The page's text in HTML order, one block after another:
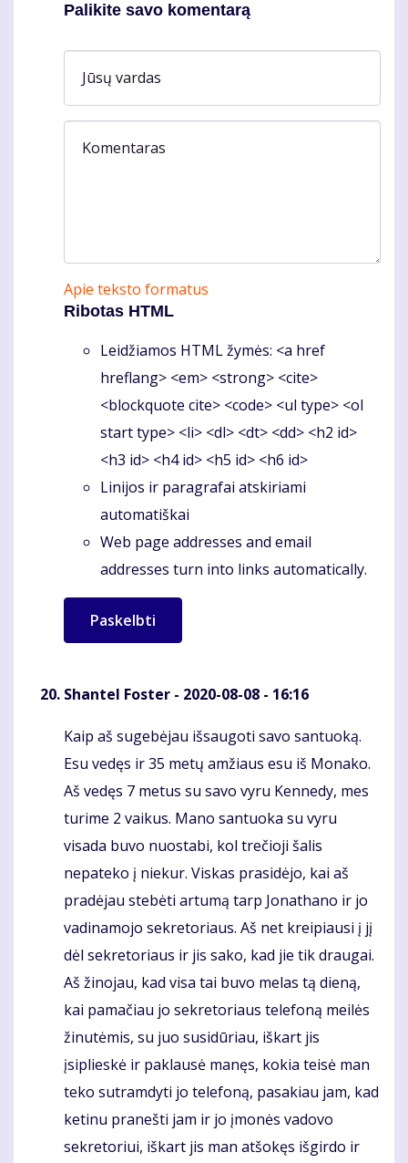
Palikite savo komentarą
Jūsų vardas
Komentaras
Apie teksto formatus
Ribotas HTML
Leidžiamos HTML žymės: <a href
hreflang> <em> <strong> <cite>
<blockquote cite> <code> <ul type> <ol
start type> <li> <dl> <dt> <dd> <h2 id>
<h3 id> <h4 id> <h5 id> <h6 id>
Linijos ir paragrafai atskiriami
automatiškai
Web page addresses and email
addresses turn into links automatically.
Shantel Foster - 2020-08-08 - 16:16
Komentaras
Kaip aš sugebėjau išsaugoti savo santuoką.
Esu vedęs ir 35 metų amžiaus esu iš Monako.
Aš vedęs 7 metus su savo vyru Kennedy, mes
turime 2 vaikus. Mano santuoka su vyru
visada buvo nuostabi, kol trečioji šalis
nepateko į niekur. Viskas prasidėjo, kai aš
pradėjau stebėti artumą tarp Jonathano ir jo
vadinamojo sekretoriaus. Aš net kreipiausi į jį
dėl sekretoriaus ir jis sako, kad jie tik draugai.
Aš žinojau, kad visa tai buvo melas tą dieną,
kai pamačiau jo sekretoriaus telefoną meilės
žinutėmis, su juo susidūriau, iškart jis
įsiplieskė ir paklausė manęs, kokia teisė man
teko sutramdyti jo telefoną, pasakiau jam, kad
ketinu pranešti jam ir jo įmonės vadovo
sekretoriui, iškart jis man atšokęs išgirdo ir